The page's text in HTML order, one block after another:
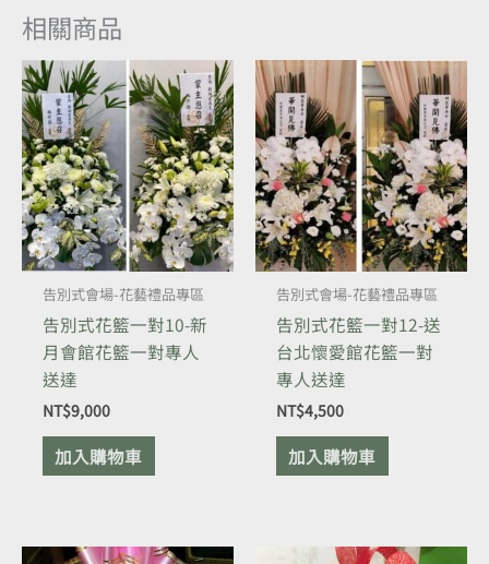
相關商品
告別式會場-花藝禮品專區
告別式花籃一對10-新
月會館花籃一對專人
送達
NT$9,000
加入購物車
告別式會場-花藝禮品專區
告別式花籃一對12-送
台北懷愛館花籃一對
專人送達
NT$4,500
加入購物車